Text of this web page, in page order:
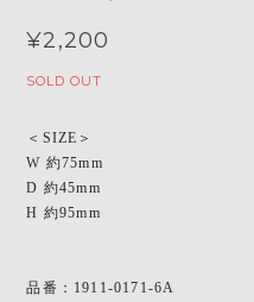
¥2,200
SOLD OUT
＜SIZE＞
W 約75mm
D 約45mm
H 約95mm
品番：1911-0171-6A